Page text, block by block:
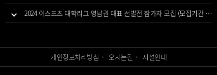
2024 이스포츠 대학리그 영남권 대표 선발전 참가자 모집 (모집기간 연장)
개인정보처리방침 오시는길 시설안내